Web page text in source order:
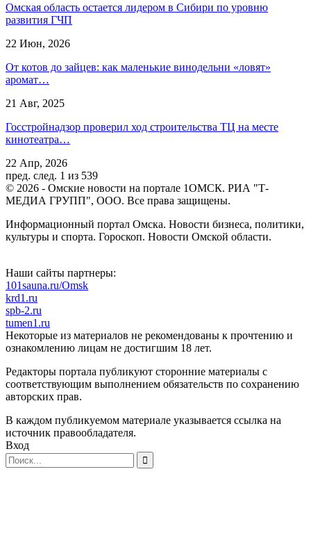
Омская область остается лидером в Сибири по уровню
развития ГЧП
22 Июн, 2026
От котов до зайцев: как маленькие винодельни «ловят»
аромат…
21 Авг, 2025
Госстройнадзор проверил ход строительства ТЦ на месте
кинотеатра…
22 Апр, 2026
пред. след. 1 из 539
© 2026 - Омские новости на портале 1ОМСК. РИА "Т-
МЕДИА ГРУПП", ООО. Все права защищены.
Информационный портал Омска. Новости бизнеса, политики,
культуры и спорта. Гороскоп. Новости Омской области.
Наши сайты партнеры:
101sauna.ru/Omsk
krd1.ru
spb-2.ru
tumen1.ru
Некоторые из материалов не рекомендованы к прочтению и
ознакомлению лицам не достигшим 18 лет.
Редакторы портала публикуют сторонние материалы с
соответствующим выполнением обязательств по сохранению
авторских прав.
В каждом публикуемом материале указывается ссылка на
источник правообладателя.
Вход